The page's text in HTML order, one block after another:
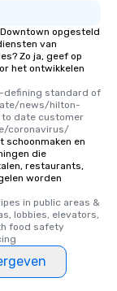
opgesteld
van
Zo ja, geef op
het ontwikkelen
defining standard of
news/hilton-
date customer
coronavirus/
schoonmaken en
die
restaurants,
worden
in public areas &
lobbies, elevators,
food safety